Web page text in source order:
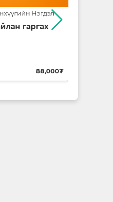
Нэгдэл
гаргах
88,000₮